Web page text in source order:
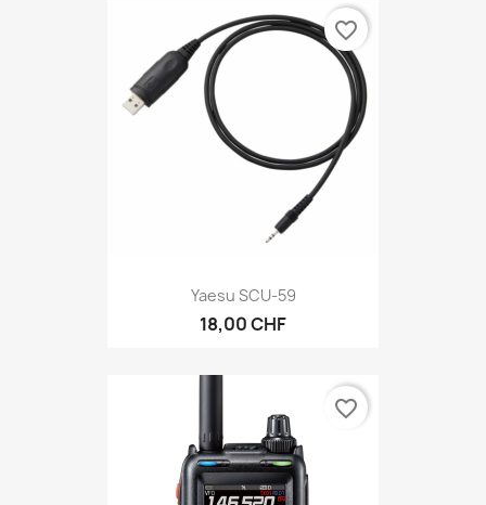
Yaesu SCU-59
18,00 CHF
favorite_border
favorite_border